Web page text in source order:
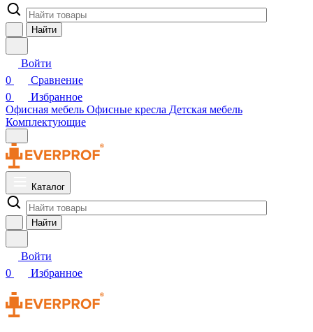
Найти
Войти
0
Сравнение
0
Избранное
Офисная мебель Офисные кресла Детская мебель
Комплектующие
Каталог
Найти
Войти
0
Избранное